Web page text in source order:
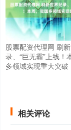
股票配资代理网 刷
录、“巨无霸”上线！
多领域实现重大突破
相关评论